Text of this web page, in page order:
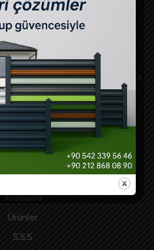
08 90 pbx
Cad. No:6 E-5 Üzeri Büyükçekmece
Linkler
Anasayfa
Ürünler
S.S.S